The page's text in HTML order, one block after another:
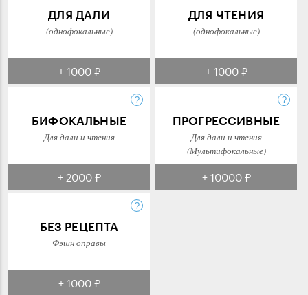
ДЛЯ ДАЛИ
(однофокальные)
+ 1000 ₽
ДЛЯ ЧТЕНИЯ
(однофокальные)
+ 1000 ₽
БИФОКАЛЬНЫЕ
Для дали и чтения
+ 2000 ₽
ПРОГРЕССИВНЫЕ
Для дали и чтения
(Мультифокальные)
+ 10000 ₽
БЕЗ РЕЦЕПТА
Фэшн оправы
+ 1000 ₽